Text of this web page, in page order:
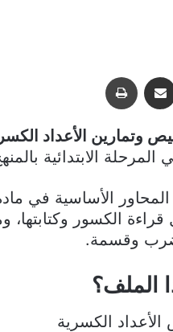
مشاركة عبر البريد
وتمارين الأعداد
الابتدائية
الأساسية في
الكسور وكتابتها،
وقسمة.
الملف؟
الكسرية